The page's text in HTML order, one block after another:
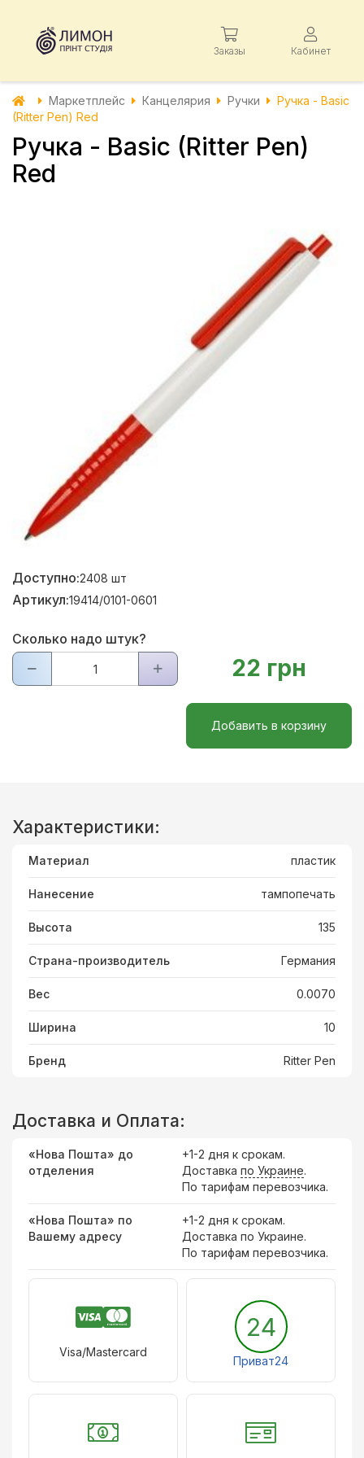
Заказы Кабинет
Маркетплейс Канцелярия Ручки
Ручка - Basic
(Ritter Pen) Red
Ручка - Basic (Ritter Pen)
Red
Доступно:2408 шт
Артикул:19414/0101-0601
Сколько надо штук?
22 грн
Добавить в корзину
Характеристики:
Материал пластик
Нанесение тампопечать
Высота 135
Страна-производитель Германия
Вес 0.0070
Ширина 10
Бренд Ritter Pen
Доставка и Оплата:
«Нова Пошта» до
отделения
+1-2 дня к срокам.
Доставка по Украине.
По тарифам перевозчика.
«Нова Пошта» по
Вашему адресу
+1-2 дня к срокам.
Доставка по Украине.
По тарифам перевозчика.
Visa/Mastercard
24
Приват24